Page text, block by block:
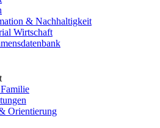
& Nachhaltigkeit
Wirtschaft
Orientierung